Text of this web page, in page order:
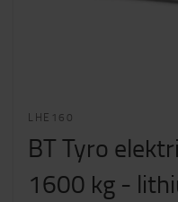
LHE160
BT Tyro
1600 kg -